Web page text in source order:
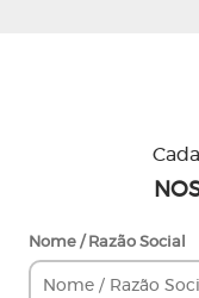
Nome / Razão Social